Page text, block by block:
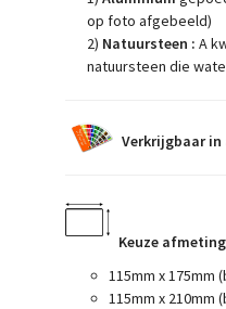
op foto afgebeeld)
2) Natuursteen : A
natuursteen die
Verkrijgbaar in
Keuze
115mm x 175mm
115mm x 210mm